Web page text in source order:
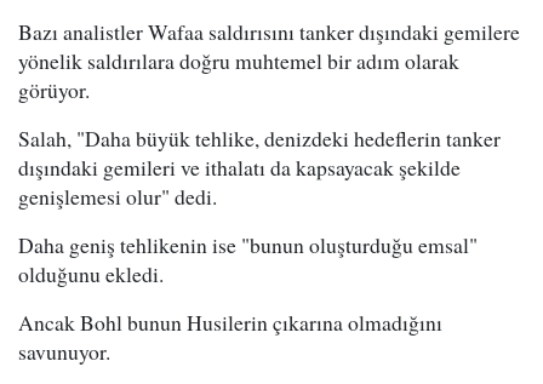
Bazı analistler Wafaa saldırısını tanker dışındaki gemilere
yönelik saldırılara doğru muhtemel bir adım olarak
görüyor.
Salah, "Daha büyük tehlike, denizdeki hedeflerin tanker
dışındaki gemileri ve ithalatı da kapsayacak şekilde
genişlemesi olur" dedi.
Daha geniş tehlikenin ise "bunun oluşturduğu emsal"
olduğunu ekledi.
Ancak Bohl bunun Husilerin çıkarına olmadığını
savunuyor.